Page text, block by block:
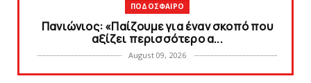
ΠΟΔΟΣΦΑΙΡΟ
Πανιώνιoς: «Παίζουμε για έναν σκοπό που
αξίζει περισσότερο α...
August 09, 2026
SLIDE